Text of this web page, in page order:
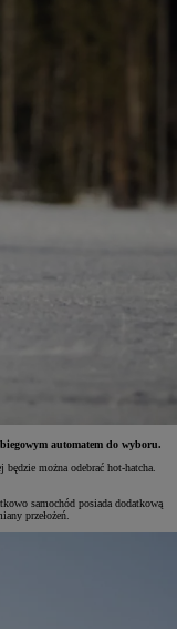
automatem do wyboru.
można odebrać hot-hatcha.
samochód posiada dodatkową
przełożeń.